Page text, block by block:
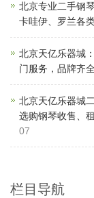
北京专业二手钢
卡哇伊、罗兰各
北京天亿乐器城
门服务，品牌齐
北京天亿乐器城
选购钢琴收售、
07
栏目导航